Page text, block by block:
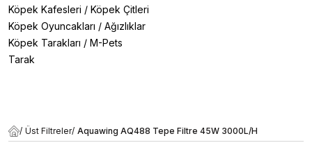
Köpek Kafesleri / Köpek Çitleri
Köpek Oyuncakları / Ağızlıklar
Köpek Tarakları / M-Pets
Tarak
/ Üst Filtreler/ Aquawing AQ488 Tepe Filtre 45W 3000L/H